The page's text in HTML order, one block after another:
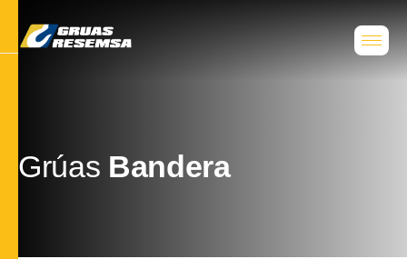
Grúas Bandera